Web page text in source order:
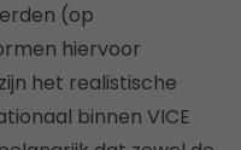
(op
hiervoor
het realistische
binnen VICE